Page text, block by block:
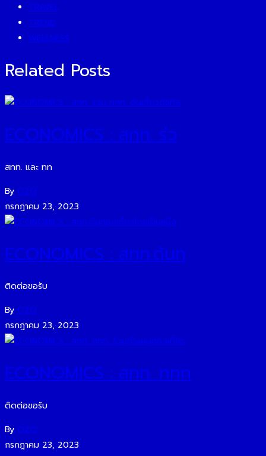
TRAVEL
TREND
WELLNESS
Related Posts
ECONOMICS : สทท. ร่ว
สทท. และ ทท
By O2O
กรกฎาคม 23, 2023
ECONOMICS : สทท.ดันท
ติดต่อขอรับ
By O2O
กรกฎาคม 23, 2023
ECONOMICS : สทท. ททท
ติดต่อขอรับ
By O2O
กรกฎาคม 23, 2023